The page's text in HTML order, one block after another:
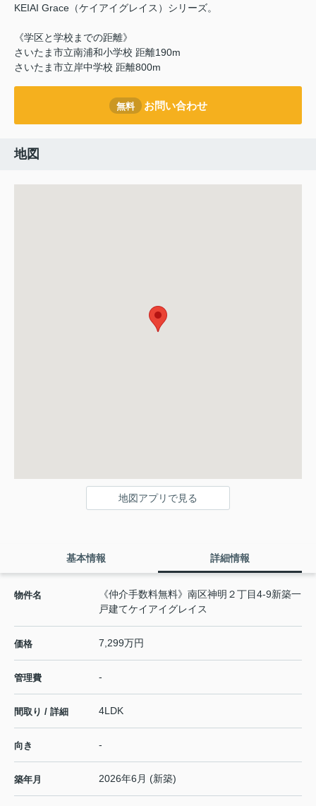
‎KEIAI Grace（ケイアイグレイス）シリーズ。
《学区と学校までの距離》
さいたま市立南浦和小学校 距離190m
さいたま市立岸中学校 距離800m
無料 お問い合わせ
地図
地図アプリで見る
基本情報 詳細情報
物件名
《仲介手数料無料》南区神明２丁目4-9新築一
戸建てケイアイグレイス
価格 7,299万円
管理費 -
間取り / 詳細 4LDK
向き -
築年月 2026年6月 (新築)